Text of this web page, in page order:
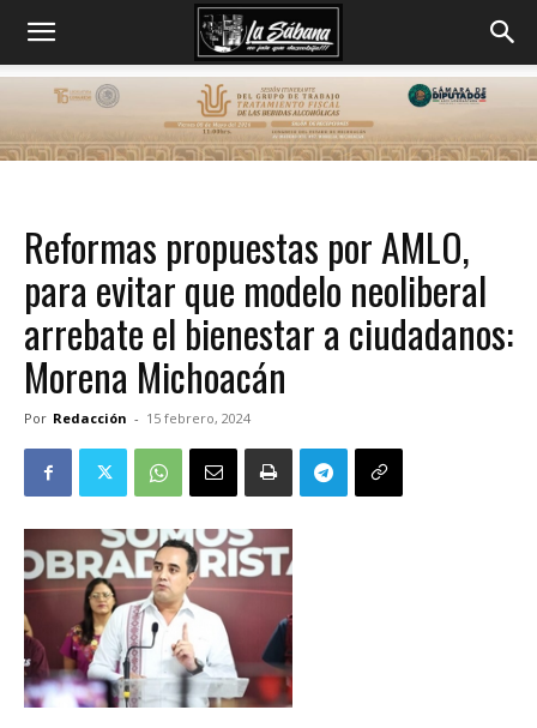
Reformas propuestas por AMLO,
para evitar que modelo neoliberal
arrebate el bienestar a ciudadanos:
Morena Michoacán
Por Redacción - 15 febrero, 2024